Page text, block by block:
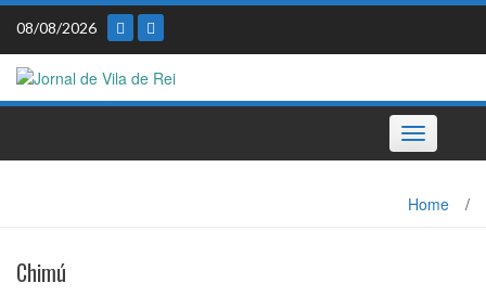
Skip
content
08/08/2026
Toggle
navigation
Home /
Chimú